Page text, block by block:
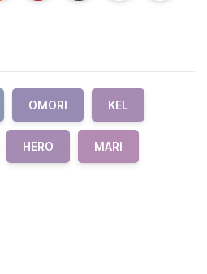
OMORI KEL
HERO MARI